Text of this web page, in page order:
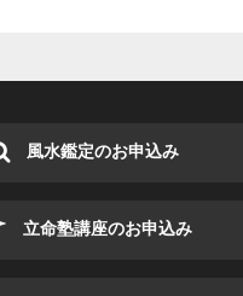
風水鑑定のお申込み
立命塾講座のお申込み